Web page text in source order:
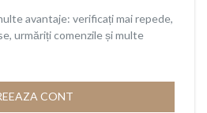
avantaje: verificați mai repede,
urmăriți comenzile și multe
CONT